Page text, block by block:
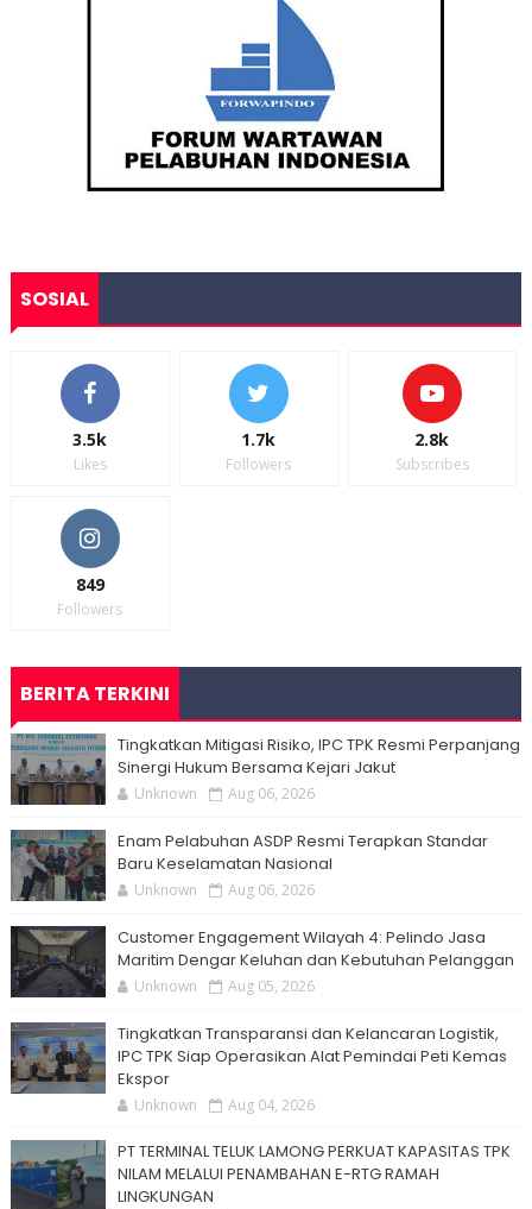
SOSIAL
3.5k
Likes
1.7k
Followers
2.8k
Subscribes
849
Followers
BERITA TERKINI
Tingkatkan Mitigasi Risiko, IPC TPK Resmi Perpanjang
Sinergi Hukum Bersama Kejari Jakut
Unknown Aug 06, 2026
Enam Pelabuhan ASDP Resmi Terapkan Standar
Baru Keselamatan Nasional
Unknown Aug 06, 2026
Customer Engagement Wilayah 4: Pelindo Jasa
Maritim Dengar Keluhan dan Kebutuhan Pelanggan
Unknown Aug 05, 2026
Tingkatkan Transparansi dan Kelancaran Logistik,
IPC TPK Siap Operasikan Alat Pemindai Peti Kemas
Ekspor
Unknown Aug 04, 2026
PT TERMINAL TELUK LAMONG PERKUAT KAPASITAS TPK
NILAM MELALUI PENAMBAHAN E-RTG RAMAH
LINGKUNGAN